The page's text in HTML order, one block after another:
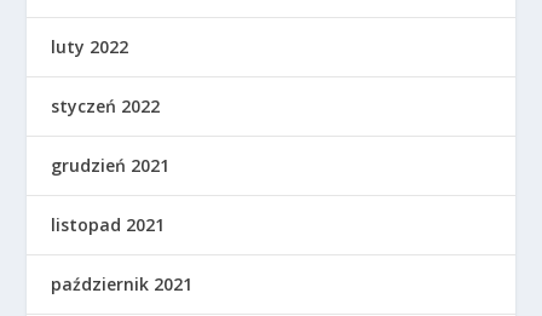
luty 2022
styczeń 2022
grudzień 2021
listopad 2021
październik 2021